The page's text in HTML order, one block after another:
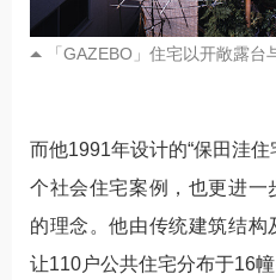
「GAZEBO」住宅以开敞露台
而他1991年设计的“保田洼
个社会住宅案例，也更进一
的理念。他由传统建筑结构
让110户公共住宅分布于16